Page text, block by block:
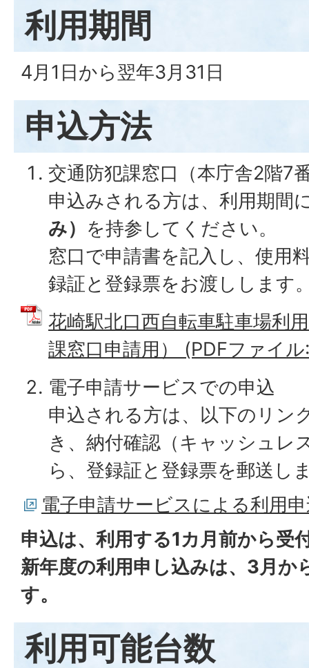
利用期間
4月1日から翌年3月31日
申込方法
交通防犯課窓口（本庁舎2階7
申込みされる方は、利用期間
み） を持参してください。
窓口で申請書を記入し、使用
録証と登録票をお渡しします
花崎駅北口西自転車駐車場利
課窓口申請用） (PDFファイ
電子申請サービスでの申込
申込される方は、以下のリン
き、納付確認（キャッシュレ
ら、登録証と登録票を郵送し
電子申請サービスによる利用
申込は、利用する1カ月前から受
新年度の利用申し込みは、3月か
す。
利用可能台数